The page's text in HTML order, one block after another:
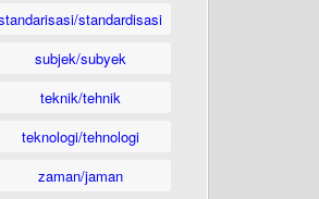
standardisasi
subjek/subyek
teknik/tehnik
teknologi/tehnologi
zaman/jaman